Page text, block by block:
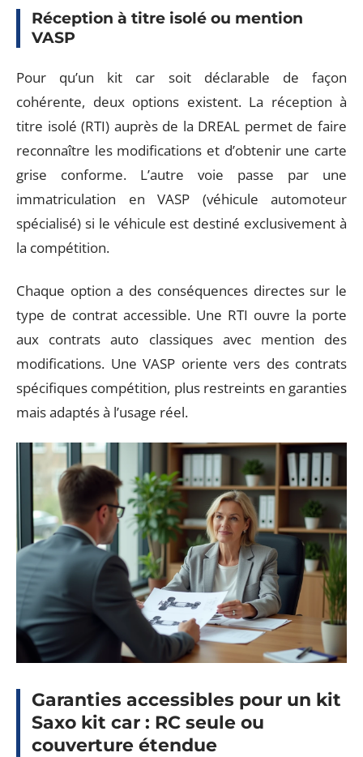
Réception à titre isolé ou mention
VASP
Pour qu’un kit car soit déclarable de façon
cohérente, deux options existent. La réception à
titre isolé (RTI) auprès de la DREAL permet de faire
reconnaître les modifications et d’obtenir une carte
grise conforme. L’autre voie passe par une
immatriculation en VASP (véhicule automoteur
spécialisé) si le véhicule est destiné exclusivement à
la compétition.
Chaque option a des conséquences directes sur le
type de contrat accessible. Une RTI ouvre la porte
aux contrats auto classiques avec mention des
modifications. Une VASP oriente vers des contrats
spécifiques compétition, plus restreints en garanties
mais adaptés à l’usage réel.
Garanties accessibles pour un kit
Saxo kit car : RC seule ou
couverture étendue